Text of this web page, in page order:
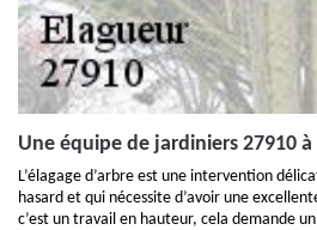
Une équipe de jardiniers 27910
L’élagage d’arbre est une intervention
hasard et qui nécessite d’avoir une
c’est un travail en hauteur, cela demande